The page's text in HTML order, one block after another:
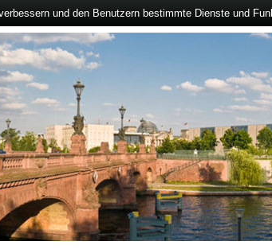
und den Benutzern bestimmte Dienste und